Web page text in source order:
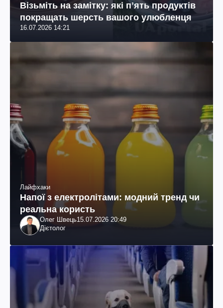
Візьміть на замітку: які пʼять продуктів
покращать шерсть вашого улюбленця
16.07.2026 14:21
Лайфхаки
Напої з електролітами: модний тренд чи
реальна користь
Олег Швець15.07.2026 20:49
Дієтолог